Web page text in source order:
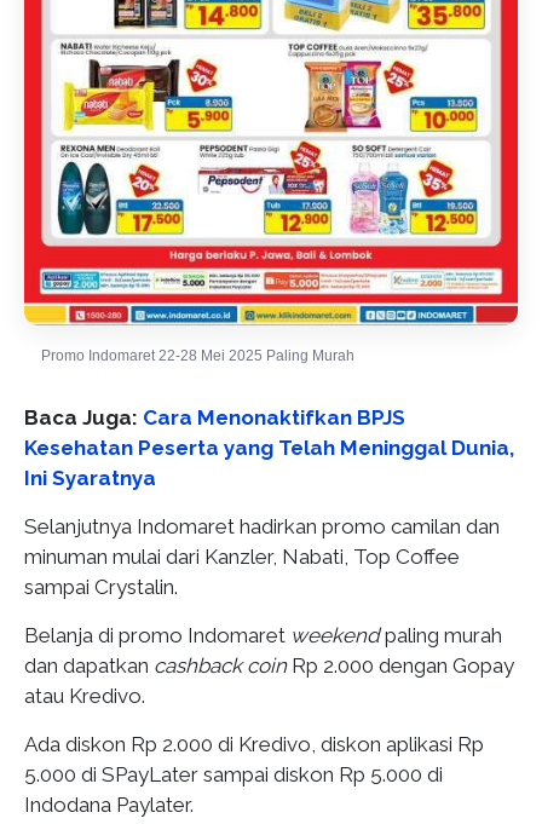
Promo Indomaret 22-28 Mei 2025 Paling Murah
Baca Juga: Cara Menonaktifkan BPJS
Kesehatan Peserta yang Telah Meninggal Dunia,
Ini Syaratnya
Selanjutnya Indomaret hadirkan promo camilan dan
minuman mulai dari Kanzler, Nabati, Top Coffee
sampai Crystalin.
Belanja di promo Indomaret weekendpaling murah
dan dapatkan cashback coin Rp 2.000 dengan Gopay
atau Kredivo.
Ada diskon Rp 2.000 di Kredivo, diskon aplikasi Rp
5.000 di SPayLater sampai diskon Rp 5.000 di
Indodana Paylater.